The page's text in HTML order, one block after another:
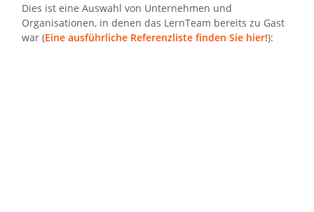
Dies ist eine Auswahl von Unternehmen und
Organisationen, in denen das LernTeam bereits zu Gast
war (Eine ausführliche Referenzliste finden Sie hier!):